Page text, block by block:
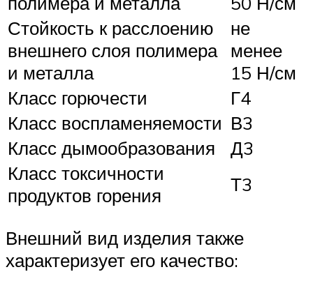
Стойкость к расслоению
внешнего слоя полимера
и металла
не
менее
15 Н/см
Класс горючести
Г4
Класс воспламеняемости В3
Класс дымообразования
Д3
Класс токсичности
продуктов горения
Т3
Внешний вид изделия также
характеризует его качество: